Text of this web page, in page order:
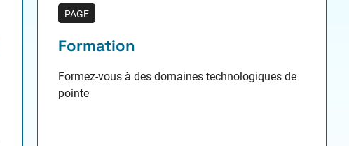
PAGE
Formation
Formez-vous à des domaines technologiques de
pointe